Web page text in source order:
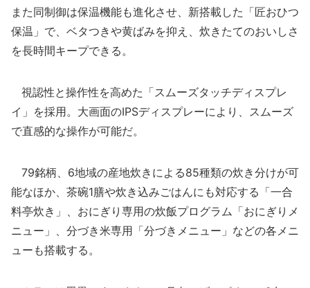
また同制御は保温機能も進化させ、新搭載した「匠おひつ
保温」で、ベタつきや黄ばみを抑え、炊きたてのおいしさ
を長時間キープできる。
視認性と操作性を高めた「スムーズタッチディスプレ
イ」を採用。大画面のIPSディスプレーにより、スムーズ
で直感的な操作が可能だ。
79銘柄、6地域の産地炊きによる85種類の炊き分けが可
能なほか、茶碗1膳や炊き込みごはんにも対応する「一合
料亭炊き」、おにぎり専用の炊飯プログラム「おにぎりメ
ニュー」、分づき米専用「分づきメニュー」などの各メニ
ューも搭載する。